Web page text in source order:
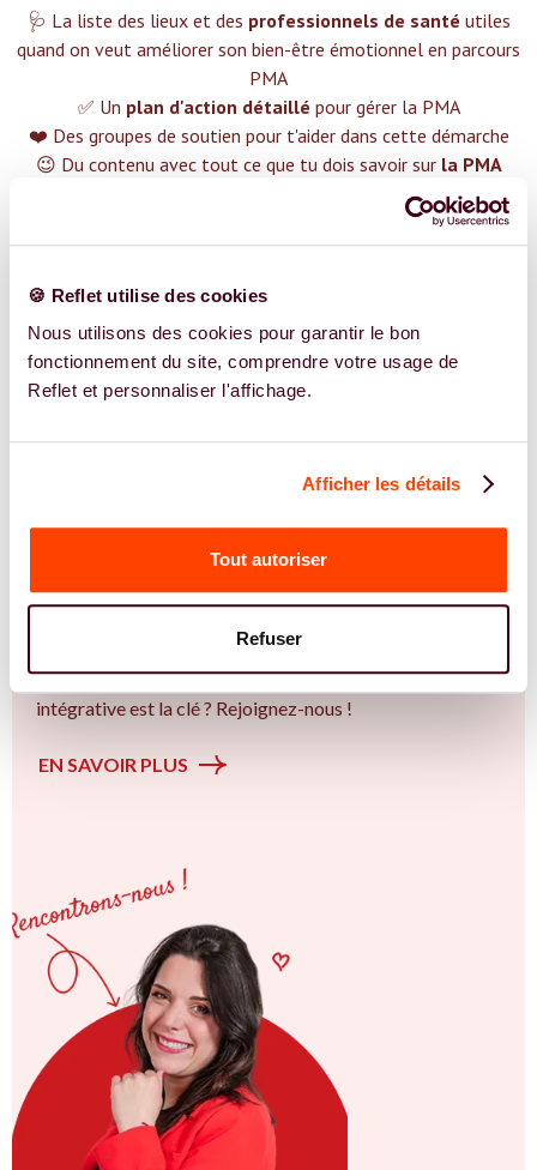
🍪 Reflet utilise des cookies
Nous utilisons des cookies pour garantir le bon
fonctionnement du site, comprendre votre usage de
Reflet et personnaliser l'affichage.
Afficher les détails
Tout autoriser
Refuser
🩺 La liste des lieux et des professionnels de santé utiles
quand on veut améliorer son bien-être émotionnel en parcours
PMA
✅ Un plan d'action détaillé pour gérer la PMA
❤️ Des groupes de soutien pour t'aider dans cette démarche
😉 Du contenu avec tout ce que tu dois savoir sur la PMA
Vous êtes Psychologue expert.e.s en PMA ?
Vous êtes Psychologue spécialiste dans dans
l'accompagnement des femmes et des couples sur la
thématique de la fertilité et particulièrement sur la
options pour avancer sereinement. Vous êtes à Bastia ou
en Corse et vous êtes convaincu.e qu'une approche
intégrative est la clé ? Rejoignez-nous !
EN SAVOIR PLUS